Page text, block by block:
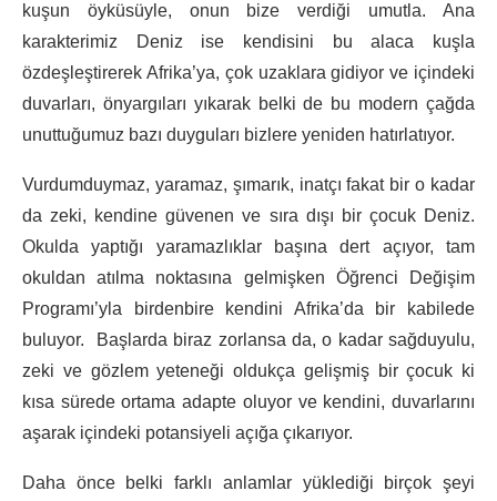
kuşun öyküsüyle, onun bize verdiği umutla. Ana
karakterimiz Deniz ise kendisini bu alaca kuşla
özdeşleştirerek Afrika’ya, çok uzaklara gidiyor ve içindeki
duvarları, önyargıları yıkarak belki de bu modern çağda
unuttuğumuz bazı duyguları bizlere yeniden hatırlatıyor.
Vurdumduymaz, yaramaz, şımarık, inatçı fakat bir o kadar
da zeki, kendine güvenen ve sıra dışı bir çocuk Deniz.
Okulda yaptığı yaramazlıklar başına dert açıyor, tam
okuldan atılma noktasına gelmişken Öğrenci Değişim
Programı’yla birdenbire kendini Afrika’da bir kabilede
buluyor. Başlarda biraz zorlansa da, o kadar sağduyulu,
zeki ve gözlem yeteneği oldukça gelişmiş bir çocuk ki
kısa sürede ortama adapte oluyor ve kendini, duvarlarını
aşarak içindeki potansiyeli açığa çıkarıyor.
Daha önce belki farklı anlamlar yüklediği birçok şeyi